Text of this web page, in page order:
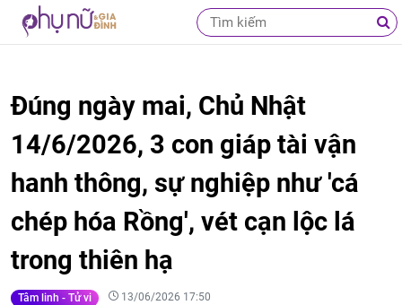
Đúng ngày mai, Chủ Nhật
14/6/2026, 3 con giáp tài vận
hanh thông, sự nghiệp như 'cá
chép hóa Rồng', vét cạn lộc lá
trong thiên hạ
Tâm linh - Tử vi 13/06/2026 17:50